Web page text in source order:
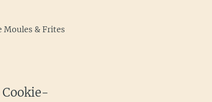
Moules & Frites